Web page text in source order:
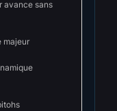
avance sans
majeur